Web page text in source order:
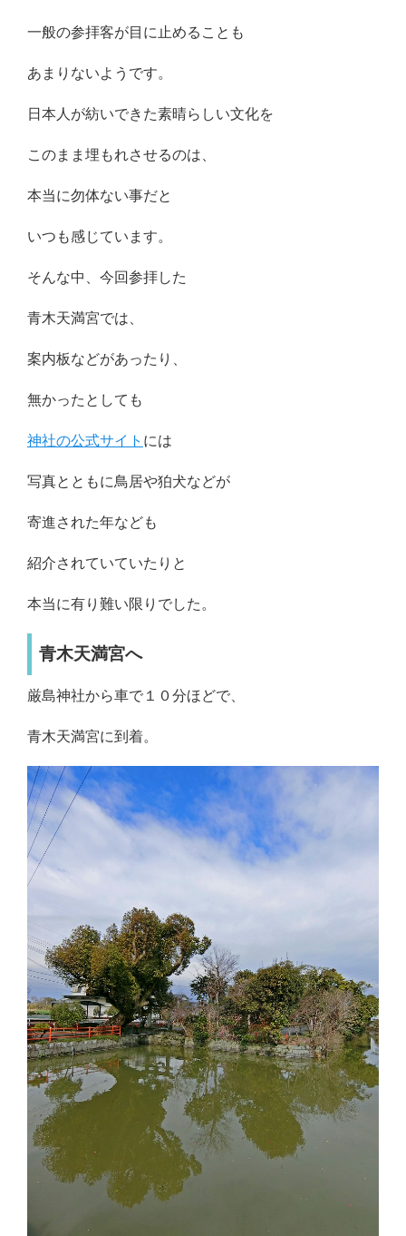
一般の参拝客が目に止めることも
あまりないようです。
日本人が紡いできた素晴らしい文化を
このまま埋もれさせるのは、
本当に勿体ない事だと
いつも感じています。
そんな中、今回参拝した
青木天満宮では、
案内板などがあったり、
無かったとしても
神社の公式サイト には
写真とともに鳥居や狛犬などが
寄進された年なども
紹介されていていたりと
本当に有り難い限りでした。
青木天満宮へ
厳島神社から車で１０分ほどで、
青木天満宮に到着。